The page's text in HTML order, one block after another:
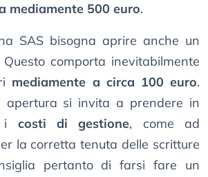
mediamente 500 euro.
SAS bisogna aprire anche un
Questo comporta inevitabilmente
mediamente a circa 100 euro.
apertura si invita a prendere in
i costi di gestione, come ad
la corretta tenuta delle scritture
pertanto di farsi fare un